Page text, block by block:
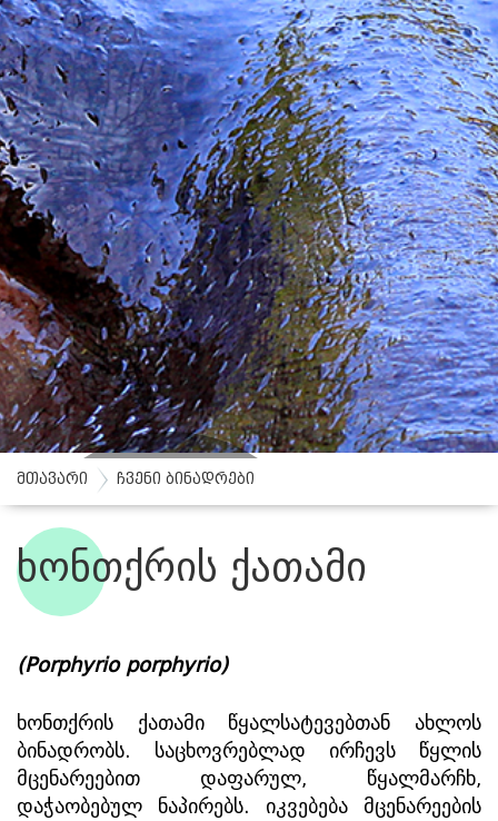
ჩვენი ბინადრები
მთავარი ჩვენი ბინადრები
ხონთქრის ქათამი
(Porphyrio porphyrio)
ხონთქრის ქათამი წყალსატევებთან ახლოს
ბინადრობს. საცხოვრებლად ირჩევს წყლის
მცენარეებით დაფარულ, წყალმარჩხ,
დაჭაობებულ ნაპირებს. იკვებება მცენარეების